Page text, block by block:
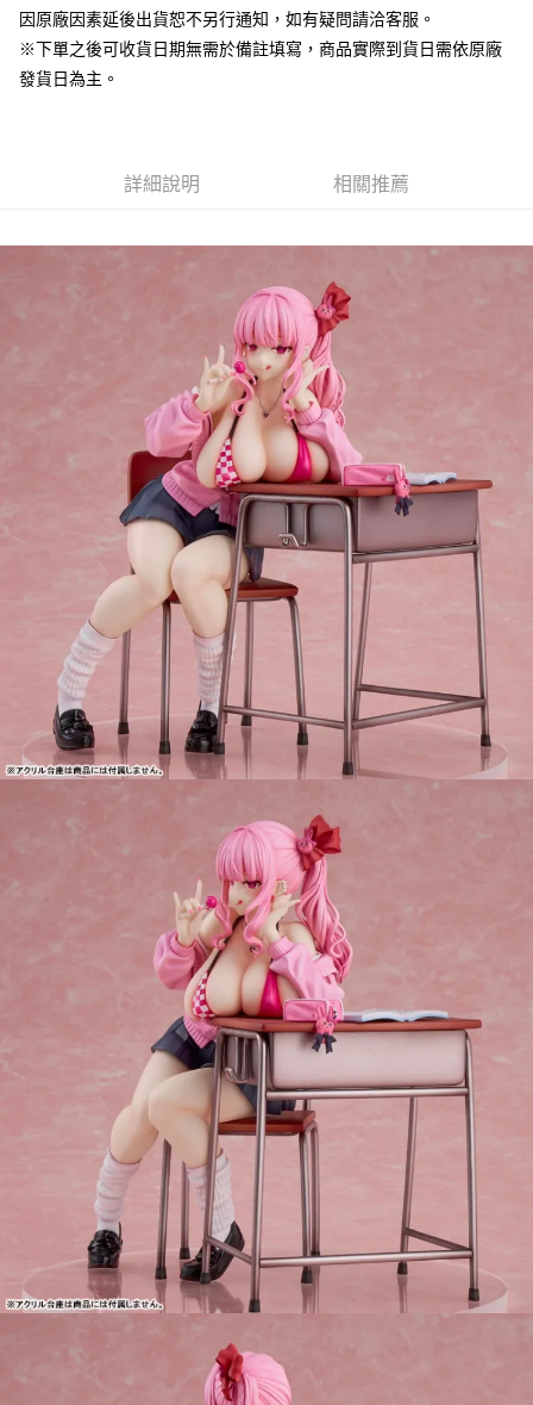
流程，驗證手機門號後，選擇欲分期的期數、繳款截止日，確認付款後即完
成交易。
3.實際核准額度、可分期數及費用金額請依後續交易確認頁面所載為準。
4.訂單成立30分鐘內，如未前往確認交易或遇審核未通過，訂單將自動取
1.本服務係由「台灣大哥大股份有限公司」（以下簡稱本公司）所提供，讓
用戶於交易時，得透過本服務購買商品或服務，並由商店將買賣／分期付款
買賣價金債權讓與本公司後，依約使用本公司帳單繳交帳款。
2.基於同意付款使用「大哥付你分期」之契約關係目的，商店將以您的個人
資料（包含姓名、電話或地址）提供予台灣大哥大進項蒐集、處理及利用，
由本公司與您本人進行分期帳單所需資料之確認、核對及更正。
3.完整用戶服務條款，請詳閱以下連結： https://oppay.tw/userRule
運送方式
預購-付款後全家取貨(舊)
每筆NT$90，滿NT$3,000(含以上)免運費
每筆NT$120，滿NT$3,000(含以上)免運費
每筆NT$160，滿NT$3,000(含以上)免運費
東海門市自取，需自備購物袋取貨唷。
因原廠因素延後出貨恕不另行通知，如有疑問請洽客服。
※下單之後可收貨日期無需於備註填寫，商品實際到貨日需依原廠
發貨日為主。
詳細說明 相關推薦